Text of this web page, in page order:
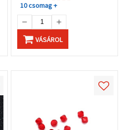
10 csomag +
VÁSÁROL